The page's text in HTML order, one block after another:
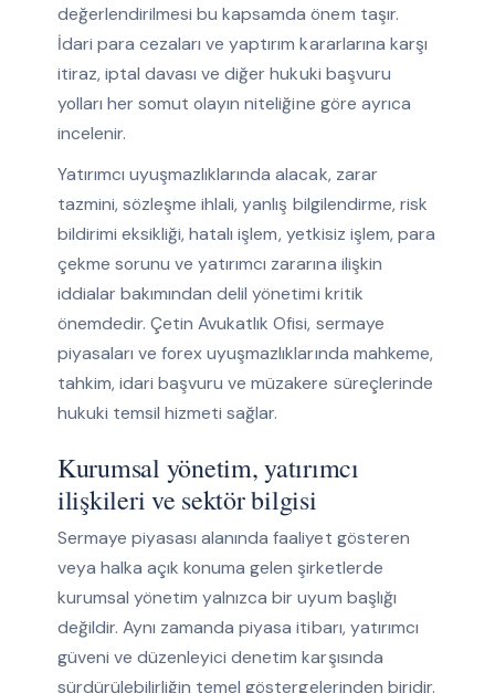
değerlendirilmesi bu kapsamda önem taşır.
İdari para cezaları ve yaptırım kararlarına karşı
itiraz, iptal davası ve diğer hukuki başvuru
yolları her somut olayın niteliğine göre ayrıca
incelenir.
Yatırımcı uyuşmazlıklarında alacak, zarar
tazmini, sözleşme ihlali, yanlış bilgilendirme, risk
bildirimi eksikliği, hatalı işlem, yetkisiz işlem, para
çekme sorunu ve yatırımcı zararına ilişkin
iddialar bakımından delil yönetimi kritik
önemdedir. Çetin Avukatlık Ofisi, sermaye
piyasaları ve forex uyuşmazlıklarında mahkeme,
tahkim, idari başvuru ve müzakere süreçlerinde
hukuki temsil hizmeti sağlar.
Kurumsal yönetim, yatırımcı
ilişkileri ve sektör bilgisi
Sermaye piyasası alanında faaliyet gösteren
veya halka açık konuma gelen şirketlerde
kurumsal yönetim yalnızca bir uyum başlığı
değildir. Aynı zamanda piyasa itibarı, yatırımcı
güveni ve düzenleyici denetim karşısında
sürdürülebilirliğin temel göstergelerinden biridir.